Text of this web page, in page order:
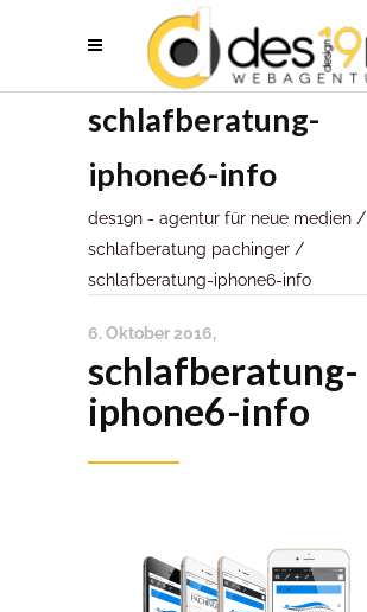
schlafberatung-
iphone6-info
des19n - agentur für neue medien /
schlafberatung pachinger /
schlafberatung-iphone6-info
6. Oktober 2016
schlafberatung-
iphone6-info